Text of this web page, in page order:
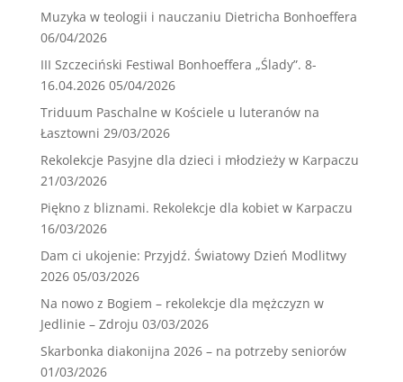
Muzyka w teologii i nauczaniu Dietricha Bonhoeffera
06/04/2026
III Szczeciński Festiwal Bonhoeffera „Ślady”. 8-
16.04.2026 05/04/2026
Triduum Paschalne w Kościele u luteranów na
Łasztowni 29/03/2026
Rekolekcje Pasyjne dla dzieci i młodzieży w Karpaczu
21/03/2026
Piękno z bliznami. Rekolekcje dla kobiet w Karpaczu
16/03/2026
Dam ci ukojenie: Przyjdź. Światowy Dzień Modlitwy
2026 05/03/2026
Na nowo z Bogiem – rekolekcje dla mężczyzn w
Jedlinie – Zdroju 03/03/2026
Skarbonka diakonijna 2026 – na potrzeby seniorów
01/03/2026